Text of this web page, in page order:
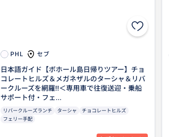
PHL セブ
日本語ガイド【ボホール島日帰りツアー】チョ
コレートヒルズ＆メガネザルのターシャ＆リバ
ークルーズを網羅!!＜専用車で往復送迎・乗船
サポート付・フェ...
リバークルーズランチ ターシャ
チョコレートヒルズ
フェリー手配